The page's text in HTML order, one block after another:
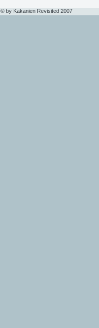
© by Kakanien Revisited 2007